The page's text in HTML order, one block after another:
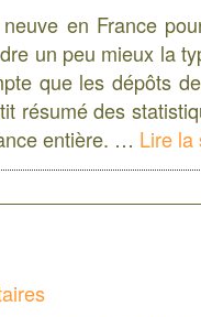
en France
un peu mieux la
que les dépôts
résumé des
entière. … Lire la